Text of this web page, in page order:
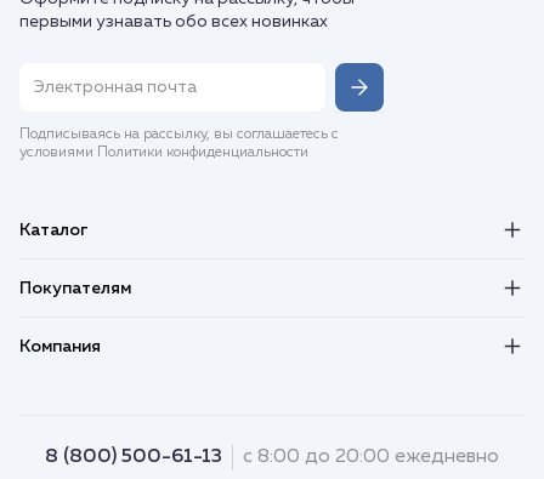
первыми узнавать обо всех новинках
Подписываясь на рассылку, вы соглашаетесь с
условиями Политики конфиденциальности
Каталог
Покупателям
Компания
8 (800) 500-61-13 с 8:00 до 20:00 ежедневно